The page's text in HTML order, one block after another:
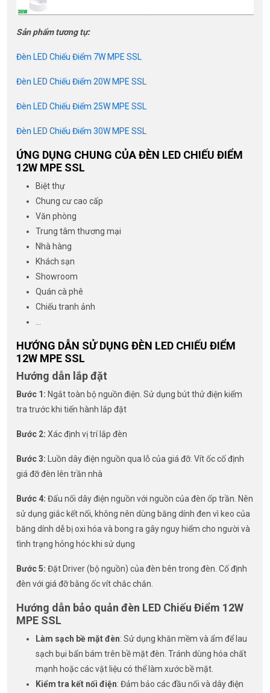
Sản phẩm tương tự:
Đèn LED Chiếu Điểm 7W MPE SSL
Đèn LED Chiếu Điểm 20W MPE SSL
Đèn LED Chiếu Điểm 25W MPE SSL
Đèn LED Chiếu Điểm 30W MPE SSL
ỨNG DỤNG CHUNG CỦA ĐÈN LED CHIẾU ĐIỂM
12W MPE SSL
Biệt thự
Chung cư cao cấp
Văn phòng
Trung tâm thương mại
Nhà hàng
Khách sạn
Showroom
Quán cà phê
Chiếu tranh ảnh
HƯỚNG DẪN SỬ DỤNG ĐÈN LED CHIẾU ĐIỂM
12W MPE SSL
Hướng dẫn lắp đặt
Bước 1: Ngắt toàn bộ nguồn điện. Sử dụng bút thử điện kiểm
tra trước khi tiến hành lắp đặt
Bước 2: Xác định vị trí lắp đèn
Bước 3: Luồn dây điện nguồn qua lỗ của giá đỡ. Vít ốc cố định
giá đỡ đèn lên trần nhà
Bước 4: Đấu nối dây điện nguồn với nguồn của đèn ốp trần. Nên
sử dụng giắc kết nối, không nên dùng băng dính đen vì keo của
băng dính dễ bị oxi hóa và bong ra gây nguy hiểm cho người và
tình trạng hỏng hóc khi sử dụng
Bước 5: Đặt Driver (bộ nguồn) của đèn bên trong đèn. Cố định
đèn với giá đỡ bằng ốc vít chắc chắn.
Hướng dẫn bảo quản đèn LED Chiếu Điểm 12W
MPE SSL
Làm sạch bề mặt đèn: Sử dụng khăn mềm và ẩm để lau
sạch bụi bẩn bám trên bề mặt đèn. Tránh dùng hóa chất
mạnh hoặc các vật liệu có thể làm xước bề mặt.
Kiểm tra kết nối điện: Đảm bảo các đầu nối và dây điện